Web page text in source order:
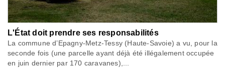
L'État doit prendre ses responsabilités
La commune d’Epagny-Metz-Tessy (Haute-Savoie) a vu, pour la
seconde fois (une parcelle ayant déjà été illégalement occupée
en juin dernier par 170 caravanes),...